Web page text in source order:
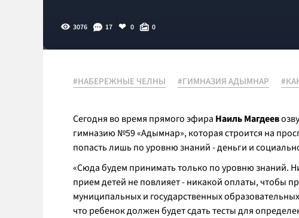
3076 17 0 0
#НАБЕРЕЖНЫЕ ЧЕЛНЫ #ГИМНАЗИЯ АДЫМНАР
Сегодня во время прямого эфира Наиль Магдеев
гимназию №59 «Адымнар», которая строится на
попасть лишь по уровню знаний - деньги и
«Сюда будем принимать только по уровню знаний.
прием детей не повлияет - никакой оплаты, чтобы
муниципальных и государственных
что ребенок должен будет сдать тесты для